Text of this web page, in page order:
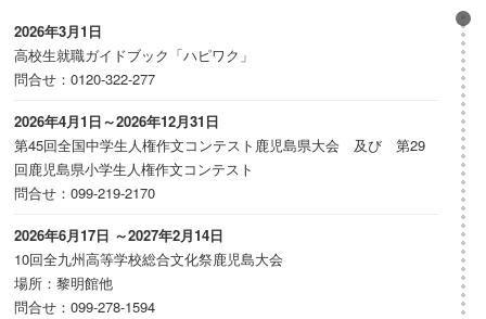
2026年3月1日
高校生就職ガイドブック「ハピワク」
問合せ：0120-322-277
2026年4月1日～2026年12月31日
第45回全国中学生人権作文コンテスト鹿児島県大会 及び 第29
回鹿児島県小学生人権作文コンテスト
問合せ：099-219-2170
2026年6月17日 ～2027年2月14日
10回全九州高等学校総合文化祭鹿児島大会
場所：黎明館他
問合せ：099-278-1594